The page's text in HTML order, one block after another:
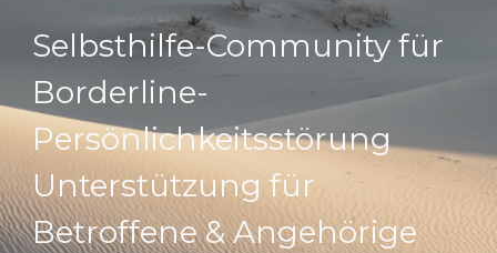
Selbsthilfe-Community für
Borderline-
Persönlichkeitsstörung
Unterstützung für
Betroffene & Angehörige